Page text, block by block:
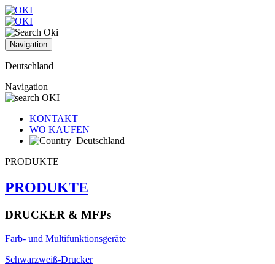
Navigation
Deutschland
Navigation
KONTAKT
WO KAUFEN
Deutschland
PRODUKTE
PRODUKTE
DRUCKER & MFPs
Farb- und Multifunktionsgeräte
Schwarzweiß-Drucker